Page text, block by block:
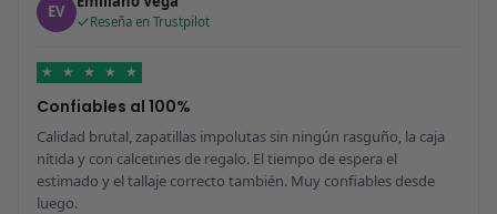
EV
Reseña en Trustpilot
★ ★ ★ ★ ★
Confiables al 100%
Calidad brutal, zapatillas impolutas sin ningún rasguño, la caja
nítida y con calcetines de regalo. El tiempo de espera el
estimado y el tallaje correcto también. Muy confiables desde
luego.